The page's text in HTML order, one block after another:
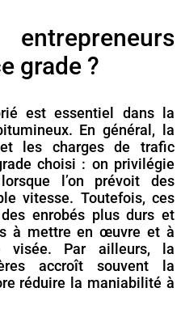
grade ?
est essentiel dans la
En général, la
les charges de trafic
choisi : on privilégie
l’on prévoit des
vitesse. Toutefois, ces
enrobés plus durs et
à mettre en œuvre et à
visée. Par ailleurs, la
accroît souvent la
réduire la maniabilité à